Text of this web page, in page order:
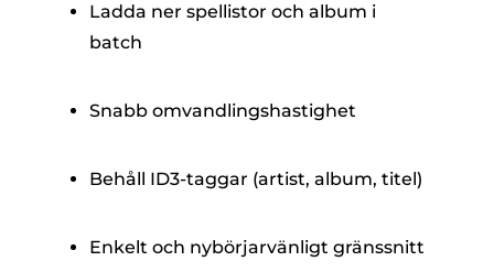
Ladda ner spellistor och album i
batch
Snabb omvandlingshastighet
Behåll ID3-taggar (artist, album, titel)
Enkelt och nybörjarvänligt gränssnitt